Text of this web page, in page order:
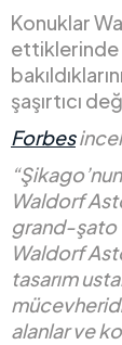
Konuklar
ettiklerinde
şaşırtıcı
Forbes
Waldorf
grand-şato
Waldorf
tasarım
alanlar ve